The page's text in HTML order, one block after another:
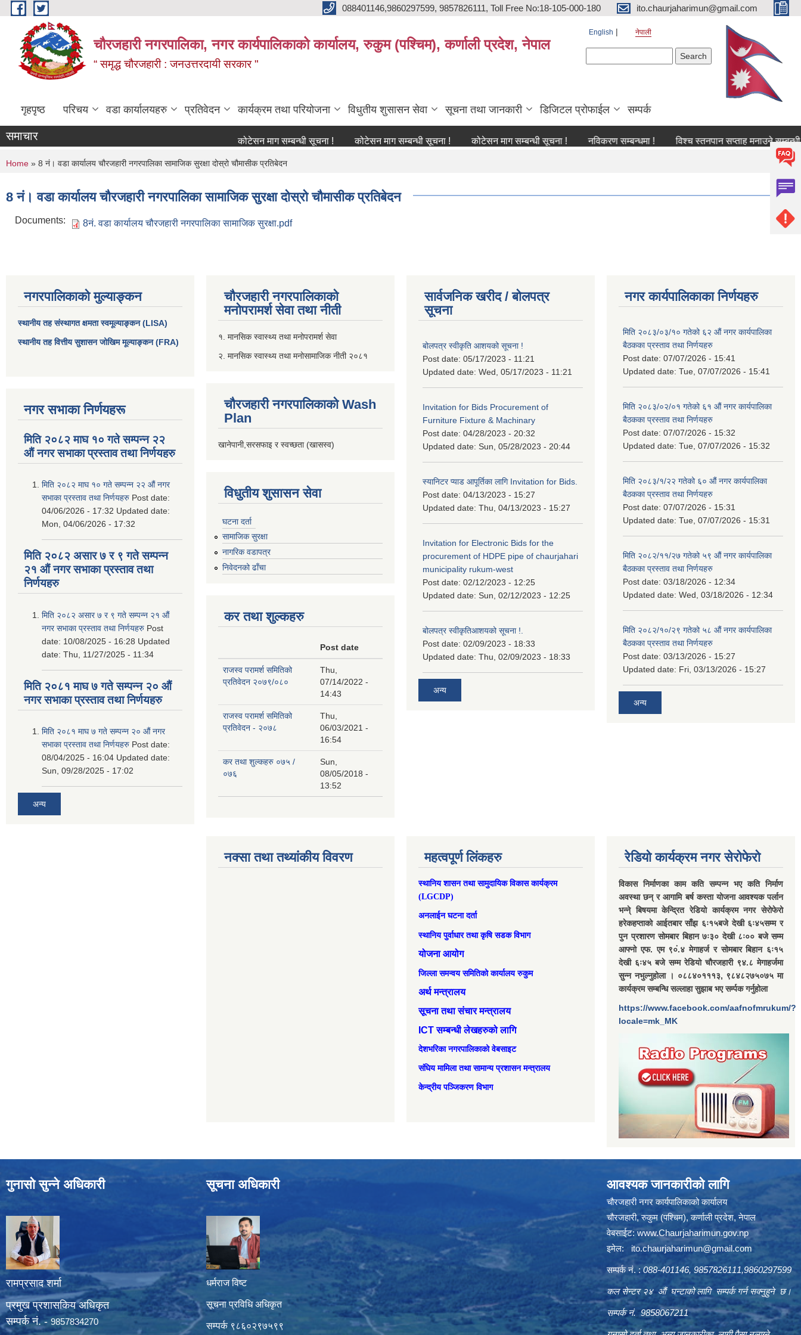
Skip to main content 088401146,9860297599, 9857826111, Toll Free No:18-105-000-180 ito.chaurjaharimun@gmail.com
चौरजहारी नगरपालिका, नगर कार्यपालिकाको कार्यालय, रुकुम (पश्चिम), कर्णाली प्रदेश, नेपाल
“ समृद्ध चौरजहारी : जनउत्तरदायी सरकार "
English नेपाली
गृहपृष्ठ परिचय वडा कार्यालयहरु प्रतिवेदन कार्यक्रम तथा परियोजना विधुतीय शुसासन सेवा सूचना तथा जानकारी डिजिटल प्रोफाईल सम्पर्क
समाचार कोटेसन माग सम्बन्धी सूचना ! कोटेसन माग सम्बन्धी सूचना ! कोटेसन माग सम्बन्धी सूचना ! नविकरण सम्बन्धमा ! विश्च स्तनपान सप्ताह मनाउने सम्बन्धी सूचना !
You are here
Home » 8 नं। वडा कार्यालय चौरजहारी नगरपालिका सामाजिक सुरक्षा दोस्रो चौमासीक प्रतिबेदन
8 नं। वडा कार्यालय चौरजहारी नगरपालिका सामाजिक सुरक्षा दोस्रो चौमासीक प्रतिबेदन
Documents: 8नं. वडा कार्यालय चौरजहारी नगरपालिका सामाजिक सुरक्षा.pdf
नगरपालिकाको मुल्याङ्कन
स्थानीय तह संस्थागत क्षमता स्वमूल्याङ्कन (LISA)
स्थानीय तह वित्तीय सुशासन जोखिम मूल्याङ्कन (FRA)
नगर सभाका निर्णयहरू
मिति २०८२ माघ १० गते सम्पन्न २२
औं नगर सभाका प्रस्ताव तथा निर्णयहरु
मिति २०८२ माघ १० गते सम्पन्न २२ औं नगर
सभाका प्रस्ताव तथा निर्णयहरु Post date:
04/06/2026 - 17:32 Updated date:
Mon, 04/06/2026 - 17:32
मिति २०८२ असार ७ र ९ गते सम्पन्न
२१ औं नगर सभाका प्रस्ताव तथा
निर्णयहरु
मिति २०८२ असार ७ र ९ गते सम्पन्न २१ औं
नगर सभाका प्रस्ताव तथा निर्णयहरु Post
date: 10/08/2025 - 16:28 Updated
date: Thu, 11/27/2025 - 11:34
मिति २०८१ माघ ७ गते सम्पन्न २० औं
नगर सभाका प्रस्ताव तथा निर्णयहरु
मिति २०८१ माघ ७ गते सम्पन्न २० औं नगर
सभाका प्रस्ताव तथा निर्णयहरु Post date:
08/04/2025 - 16:04 Updated date:
Sun, 09/28/2025 - 17:02
अन्य
चौरजहारी नगरपालिकाको
मनोपरामर्श सेवा तथा नीती
१. मानसिक स्वास्थ्य तथा मनोपरामर्श सेवा
२. मानसिक स्वास्थ्य तथा मनोसामाजिक नीती २०८१
चौरजहारी नगरपालिकाको Wash
Plan
खानेपानी,सरसफाइ र स्वच्छता (खासस्व)
विधुतीय शुसासन सेवा
घटना दर्ता
सामाजिक सुरक्षा
नागरिक वडापत्र
निवेदनको ढाँचा
कर तथा शुल्कहरु
Post date
राजस्व परामर्श समितिको
प्रतिवेदन २०७९/०८०
Thu,
07/14/2022 -
14:43
राजस्व परामर्श समितिको
प्रतिवेदन - २०७८
Thu,
06/03/2021 -
16:54
कर तथा शुल्कहरु ०७५ /
०७६
Sun,
08/05/2018 -
13:52
सार्वजनिक खरीद / बोलपत्र
सूचना
बोलपत्र स्वीकृति आशयको सूचना !
Post date: 05/17/2023 - 11:21
Updated date: Wed, 05/17/2023 - 11:21
Invitation for Bids Procurement of
Furniture Fixture & Machinary
Post date: 04/28/2023 - 20:32
Updated date: Sun, 05/28/2023 - 20:44
स्यानिटर प्याड आपूर्तिका लागि Invitation for Bids.
Post date: 04/13/2023 - 15:27
Updated date: Thu, 04/13/2023 - 15:27
Invitation for Electronic Bids for the
procurement of HDPE pipe of chaurjahari
municipality rukum-west
Post date: 02/12/2023 - 12:25
Updated date: Sun, 02/12/2023 - 12:25
बोलपत्र स्वीकृतिआशयको सूचना !.
Post date: 02/09/2023 - 18:33
Updated date: Thu, 02/09/2023 - 18:33
अन्य
नगर कार्यपालिकाका निर्णयहरु
मिति २०८३/०३/१० गतेको ६२ औं नगर कार्यपालिका
बैठकका प्रस्ताव तथा निर्णयहरु
Post date: 07/07/2026 - 15:41
Updated date: Tue, 07/07/2026 - 15:41
मिति २०८३/०२/०१ गतेको ६१ औं नगर कार्यपालिका
बैठकका प्रस्ताव तथा निर्णयहरु
Post date: 07/07/2026 - 15:32
Updated date: Tue, 07/07/2026 - 15:32
मिति २०८३/१/२२ गतेको ६० औं नगर कार्यपालिका
बैठकका प्रस्ताव तथा निर्णयहरु
Post date: 07/07/2026 - 15:31
Updated date: Tue, 07/07/2026 - 15:31
मिति २०८२/११/२७ गतेको ५९ औं नगर कार्यपालिका
बैठकका प्रस्ताव तथा निर्णयहरु
Post date: 03/18/2026 - 12:34
Updated date: Wed, 03/18/2026 - 12:34
मिति २०८२/१०/२९ गतेको ५८ औं नगर कार्यपालिका
बैठकका प्रस्ताव तथा निर्णयहरु
Post date: 03/13/2026 - 15:27
Updated date: Fri, 03/13/2026 - 15:27
अन्य
नक्सा तथा तथ्यांकीय विवरण महत्वपूर्ण लिंकहरु
स्थानिय शासन तथा सामुदायिक विकास कार्यक्रम
(LGCDP)
अनलाईन घटना दर्ता
स्थानिय पुर्वाधार तथा कृषि सडक विभाग
योजना आयोग
जिल्ला समन्वय समितिको कार्यालय रुकुम
अर्थ मन्त्रालय
सूचना तथा संचार मन्त्रालय
ICT सम्बन्धी लेखहरुको लागि
देशभरिका नगरपालिकाको वेबसाइट
संघिय मामिला तथा सामान्‍य प्रशासन मन्त्रालय
केन्द्रीय पञ्जिकरण विभाग
रेडियो कार्यक्रम नगर सेरोफेरो
विकास निर्माणका काम कति सम्पन्न भए कति निर्माण
अवस्था छन् र आगामि बर्ष कस्ता योजना आवश्यक पर्लान
भन्ने् बिषयमा केन्द्रित रेडियो कार्यक्रम नगर सेरोफेरो
हरेकहप्ताको आईतबार साँझ ६ः१५बजे देखी ६ः४५सम्म र
पुन प्रशारण सोमबार बिहान ७ः३० देखी ८ः०० बजे सम्म
आफ्नो एफ. एम ९०ं.४ मेगाहर्ज र सोमबार बिहान ६ः१५
देखी ६ः४५ बजे सम्म रेडियो चौरजहारी ९४.८ मेगाहर्जमा
सुन्न नभुल्नुहोला । ०८८४०१११३, ९८४८२७५०७५ मा
कार्यक्रम सम्बन्धि सल्लाहा सुझाब भए सर्म्पक गर्नुहोला
https://www.facebook.com/aafnofmrukum/?
locale=mk_MK
गुनासो सुन्ने अधिकारी
रामप्रसाद शर्मा
प्रमुख प्रशासकिय अधिकृत
सम्पर्क नं. - 9857834270
सूचना अधिकारी
धर्मराज विष्ट
सूचना प्रविधि अधिकृत
सम्पर्क ९८६०२९७५९९
आवश्यक जानकारीको लागि
चौरजहारी नगर कार्यपालिकाको कार्यालय
चौरजहारी, रुकुम (पश्चिम), कर्णाली प्रदेश, नेपाल
वेबसाईट:www.Chaurjaharimun.gov.np
इमेल: ito.chaurjaharimun@gmail.com
सम्पर्क नं. : 088-401146, 9857826111,9860297599
कल सेन्टर २४ औं घन्टाको लागि सम्पर्क गर्न सक्नुहुने छ।
सम्पर्क नं. 9858067211